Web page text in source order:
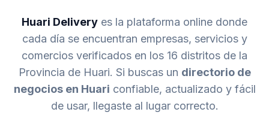
Huari Delivery es la plataforma online donde
cada día se encuentran empresas, servicios y
comercios verificados en los 16 distritos de la
Provincia de Huari. Si buscas un directorio de
negocios en Huari confiable, actualizado y fácil
de usar, llegaste al lugar correcto.